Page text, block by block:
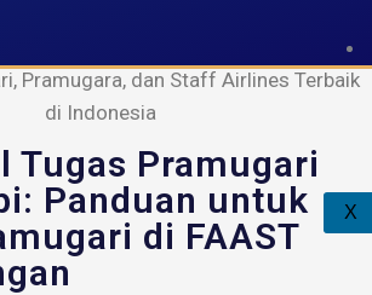
X
Pramugara, dan Staff Airlines Terbaik
di Indonesia
Tugas Pramugari
Panduan untuk
di FAAST